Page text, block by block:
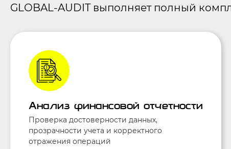
GLOBAL-AUDIT выполняет полный
Анализ финансовой отчетности
Проверка достоверности данных,
прозрачности учета и корректного
отражения операций